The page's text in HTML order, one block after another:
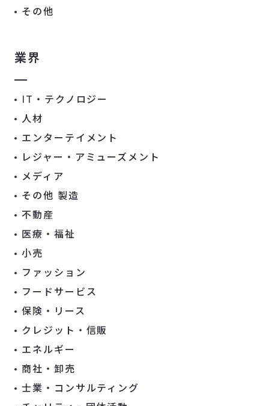
その他
業界
IT・テクノロジー
人材
エンターテイメント
レジャー・アミューズメント
メディア
その他 製造
不動産
医療・福祉
小売
ファッション
フードサービス
保険・リース
クレジット・信販
エネルギー
商社・卸売
士業・コンサルティング